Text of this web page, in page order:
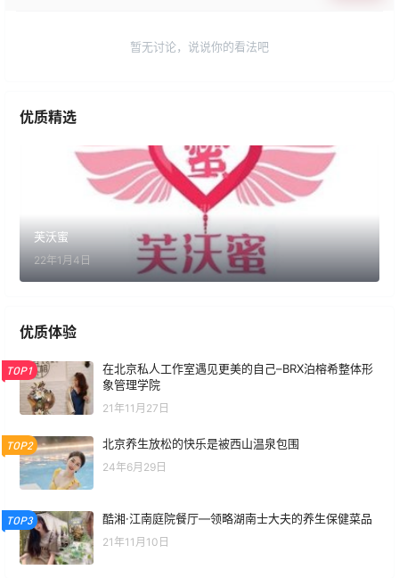
暂无讨论，说说你的看法吧
优质精选
芙沃蜜
22年1月4日
优质体验
TOP1
在北京私人工作室遇见更美的自己–BRX泊榕希整体形
象管理学院
21年11月27日
TOP2 北京养生放松的快乐是被西山温泉包围
24年6月29日
TOP3 酷湘·江南庭院餐厅—领略湖南士大夫的养生保健菜品
21年11月10日